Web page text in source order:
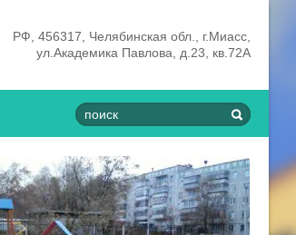
РФ, 456317, Челябинская обл., г.Миасс,
ул.Академика Павлова, д.23, кв.72А